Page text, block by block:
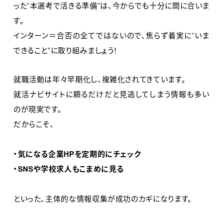
った“本選考で活きる準備”は、今からでも十分に間に合いま
す。
インターン＝合否の全てではないので、焦らず着実に“いま
できること”に取り組みましょう！
就職活動は年々早期化し、複雑化されてきています。
就活ナビサイトに頼るだけだと見逃してしまう情報も多い
のが現実です。
だからこそ、
・気になる企業HPを定期的にチェック
・SNSや学校求人もこまめに見る
といった、主体的な情報収集が成功のカギになります。